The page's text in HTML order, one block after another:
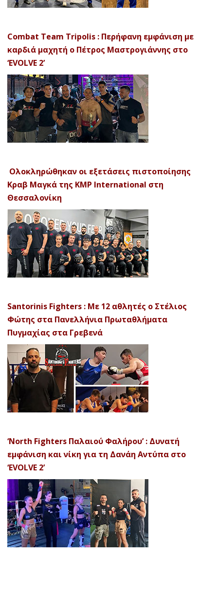
Combat Team Tripolis : Περήφανη εμφάνιση με
καρδιά μαχητή ο Πέτρος Μαστρογιάννης στο
‘EVOLVE 2’
Ολοκληρώθηκαν οι εξετάσεις πιστοποίησης
Κραβ Μαγκά της KMP International στη
Θεσσαλονίκη
Santorinis Fighters : Με 12 αθλητές ο Στέλιος
Φώτης στα Πανελλήνια Πρωταθλήματα
Πυγμαχίας στα Γρεβενά
‘North Fighters Παλαιού Φαλήρου’ : Δυνατή
εμφάνιση και νίκη για τη Δανάη Αντύπα στο
‘EVOLVE 2’